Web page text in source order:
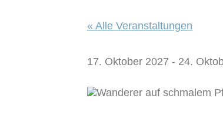
« Alle Veranstaltungen
17. Oktober 2027 - 24.